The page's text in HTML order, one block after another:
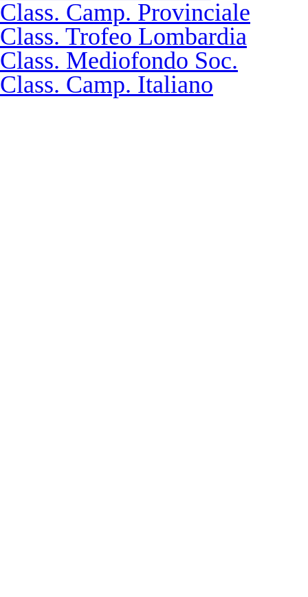
Class. Camp. Provinciale
Class. Trofeo Lombardia
Class. Mediofondo Soc.
Class. Camp. Italiano